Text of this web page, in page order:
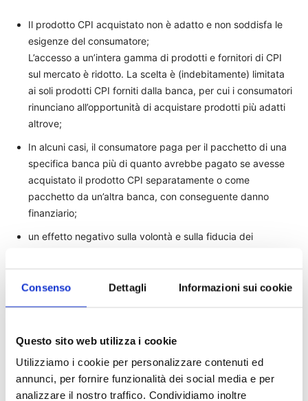
Consenso Dettagli Informazioni sui cookie
Questo sito web utilizza i cookie
Utilizziamo i cookie per personalizzare contenuti ed
annunci, per fornire funzionalità dei social media e per
analizzare il nostro traffico. Condividiamo inoltre
Il prodotto CPI acquistato non è adatto e non soddisfa le
esigenze del consumatore;
L’accesso a un’intera gamma di prodotti e fornitori di CPI
sul mercato è ridotto. La scelta è (indebitamente) limitata
ai soli prodotti CPI forniti dalla banca, per cui i consumatori
rinunciano all’opportunità di acquistare prodotti più adatti
altrove;
In alcuni casi, il consumatore paga per il pacchetto di una
specifica banca più di quanto avrebbe pagato se avesse
acquistato il prodotto CPI separatamente o come
pacchetto da un’altra banca, con conseguente danno
finanziario;
un effetto negativo sulla volontà e sulla fiducia dei
Il consumatore stipula un accordo contrattuale per un
periodo di tempo più lungo di quello necessario per le sue
prodotto CPI prima del rimborso dell’importo del credito.
CONCLUSIONI